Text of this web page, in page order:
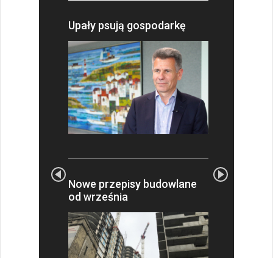
Upały psują gospodarkę
Nowe przepisy budowlane
od września